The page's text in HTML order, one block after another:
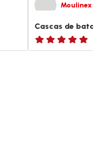
Moulinex
Cascas de
ratings.NaN